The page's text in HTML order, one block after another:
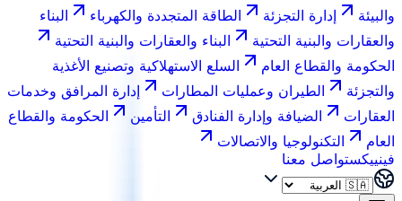
والبيئة
إدارة التجزئة الطاقة المتجددة والكهرباء
البناء
والعقارات والبنية التحتية
البناء والعقارات والبنية التحتية
الحكومة والقطاع العام
السلع الاستهلاكية وتصنيع الأغذية
والتجزئة
الطيران وعمليات المطارات
إدارة المرافق وخدمات
العقارات
الضيافة وإدارة الفنادق التأمين
الحكومة والقطاع
العام
التكنولوجيا والاتصالات
فينييكستواصل معنا